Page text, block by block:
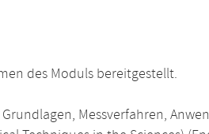
des Moduls bereitgestellt.
Messverfahren,